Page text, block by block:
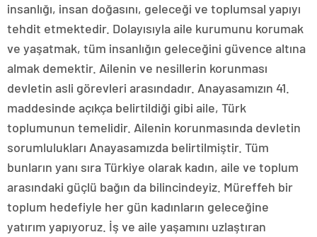
insanlığı, insan doğasını, geleceği ve toplumsal yapıyı
tehdit etmektedir. Dolayısıyla aile kurumunu korumak
ve yaşatmak, tüm insanlığın geleceğini güvence altına
almak demektir. Ailenin ve nesillerin korunması
devletin asli görevleri arasındadır. Anayasamızın 41.
maddesinde açıkça belirtildiği gibi aile, Türk
toplumunun temelidir. Ailenin korunmasında devletin
sorumlulukları Anayasamızda belirtilmiştir. Tüm
bunların yanı sıra Türkiye olarak kadın, aile ve toplum
arasındaki güçlü bağın da bilincindeyiz. Müreffeh bir
toplum hedefiyle her gün kadınların geleceğine
yatırım yapıyoruz. İş ve aile yaşamını uzlaştıran